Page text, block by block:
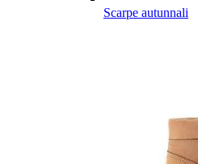
Scarpe autunnali